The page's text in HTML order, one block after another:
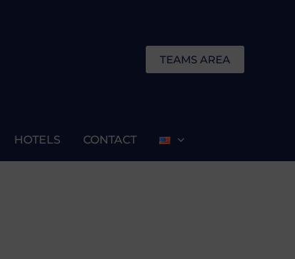
TEAMS AREA
HOTELS CONTACT